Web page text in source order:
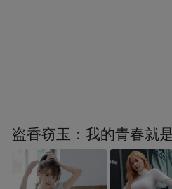
盗香窃玉：我的青春就